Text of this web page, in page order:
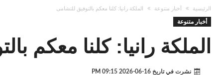
الرئيسية أخبار متنوعة الملكة رانيا: كلنا معكم بالتوفيق للنشامى
أخبار متنوعة
الملكة رانيا: كلنا معكم
نشرت في تاريخ 16-06-2026 09:15 PM